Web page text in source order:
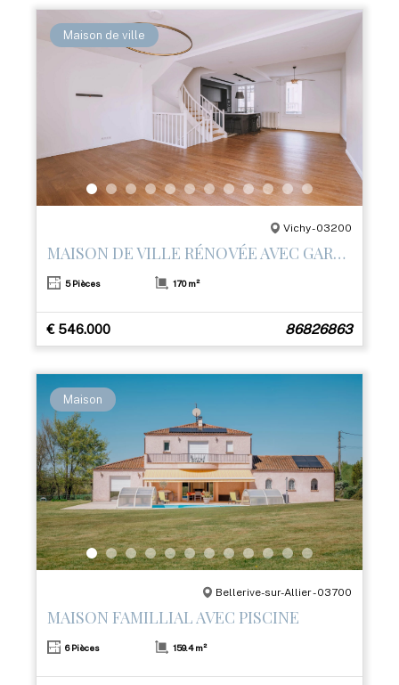
Maison de ville
Vichy - 03200
MAISON DE VILLE RÉNOVÉE AVEC GARAGE ET 3 TERRASSES – CENTRE DE VICHY
5 Pièces 170 m²
€ 546.000 86826863
Maison
Bellerive-sur-Allier - 03700
MAISON FAMILLIAL AVEC PISCINE
6 Pièces 159.4 m²